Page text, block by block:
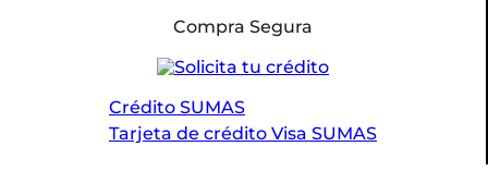
Compra Segura
Crédito SUMAS
Tarjeta de crédito Visa SUMAS